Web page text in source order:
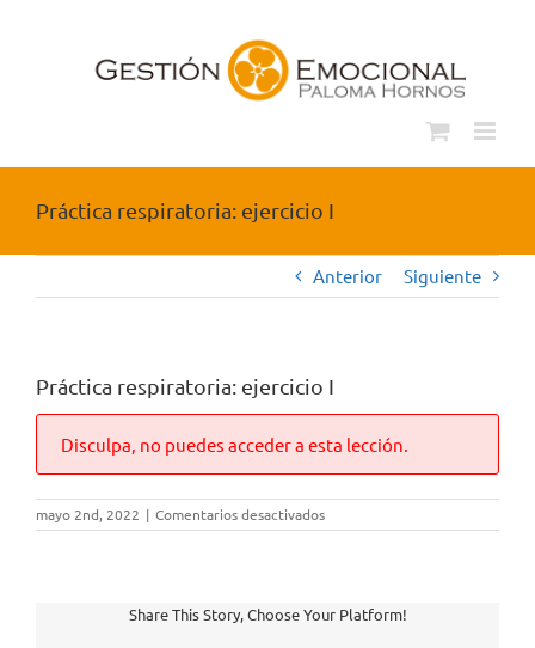
Práctica respiratoria: ejercicio I
Anterior Siguiente
Práctica respiratoria: ejercicio I
Disculpa, no puedes acceder a esta lección.
mayo 2nd, 2022 | Comentarios desactivadosen
Práctica
Share This Story, Choose Your Platform!